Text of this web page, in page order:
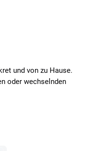
und von zu Hause.
oder wechselnden